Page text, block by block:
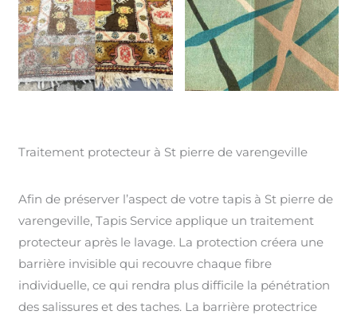
Traitement protecteur à St pierre de varengeville
Afin de préserver l’aspect de votre tapis à St pierre de
varengeville, Tapis Service applique un traitement
protecteur après le lavage. La protection créera une
barrière invisible qui recouvre chaque fibre
individuelle, ce qui rendra plus difficile la pénétration
des salissures et des taches. La barrière protectrice